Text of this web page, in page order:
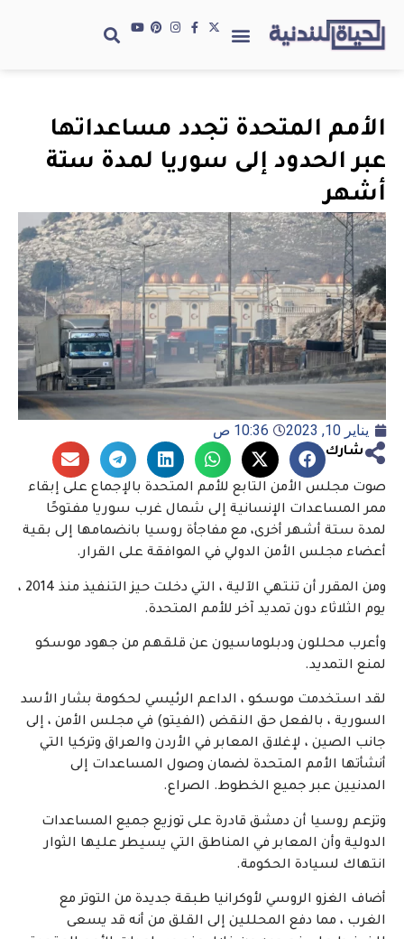
الأمم المتحدة تجدد مساعداتها
عبر الحدود إلى سوريا لمدة ستة
أشهر
يناير 10, 2023 10:36 ص
شارك
صوت مجلس الأمن التابع للأمم المتحدة بالإجماع على إبقاء
ممر المساعدات الإنسانية إلى شمال غرب سوريا مفتوحًا
لمدة ستة أشهر أخرى، مع مفاجأة روسيا بانضمامها إلى بقية
أعضاء مجلس الأمن الدولي في الموافقة على القرار.
ومن المقرر أن تنتهي الآلية ، التي دخلت حيز التنفيذ منذ 2014 ،
يوم الثلاثاء دون تمديد آخر للأمم المتحدة.
وأعرب محللون ودبلوماسيون عن قلقهم من جهود موسكو
لمنع التمديد.
لقد استخدمت موسكو ، الداعم الرئيسي لحكومة بشار الأسد
السورية ، بالفعل حق النقض (الفيتو) في مجلس الأمن ، إلى
جانب الصين ، لإغلاق المعابر في الأردن والعراق وتركيا التي
أنشأتها الأمم المتحدة لضمان وصول المساعدات إلى
المدنيين عبر جميع الخطوط. الصراع.
وتزعم روسيا أن دمشق قادرة على توزيع جميع المساعدات
الدولية وأن المعابر في المناطق التي يسيطر عليها الثوار
انتهاك لسيادة الحكومة.
أضاف الغزو الروسي لأوكرانيا طبقة جديدة من التوتر مع
الغرب ، مما دفع المحللين إلى القلق من أنه قد يسعى